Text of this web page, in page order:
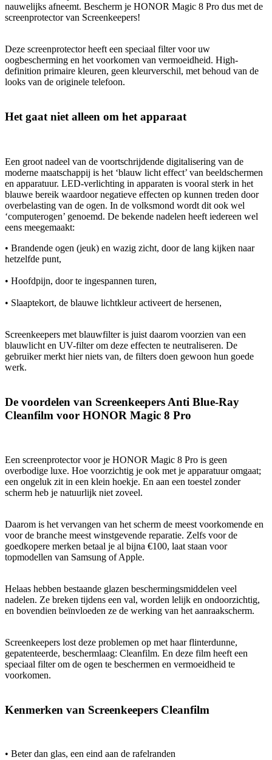
nauwelijks afneemt. Bescherm je HONOR Magic 8 Pro dus met de
screenprotector van Screenkeepers!
Deze screenprotector heeft een speciaal filter voor uw
oogbescherming en het voorkomen van vermoeidheid. High-
definition primaire kleuren, geen kleurverschil, met behoud van de
looks van de originele telefoon.
Het gaat niet alleen om het apparaat
Een groot nadeel van de voortschrijdende digitalisering van de
moderne maatschappij is het ‘blauw licht effect’ van beeldschermen
en apparatuur. LED-verlichting in apparaten is vooral sterk in het
blauwe bereik waardoor negatieve effecten op kunnen treden door
overbelasting van de ogen. In de volksmond wordt dit ook wel
‘computerogen’ genoemd. De bekende nadelen heeft iedereen wel
eens meegemaakt:
• Brandende ogen (jeuk) en wazig zicht, door de lang kijken naar
hetzelfde punt,
• Hoofdpijn, door te ingespannen turen,
• Slaaptekort, de blauwe lichtkleur activeert de hersenen,
Screenkeepers met blauwfilter is juist daarom voorzien van een
blauwlicht en UV-filter om deze effecten te neutraliseren. De
gebruiker merkt hier niets van, de filters doen gewoon hun goede
werk.
De voordelen van Screenkeepers Anti Blue-Ray
Cleanfilm voor HONOR Magic 8 Pro
Een screenprotector voor je HONOR Magic 8 Pro is geen
overbodige luxe. Hoe voorzichtig je ook met je apparatuur omgaat;
een ongeluk zit in een klein hoekje. En aan een toestel zonder
scherm heb je natuurlijk niet zoveel.
Daarom is het vervangen van het scherm de meest voorkomende en
voor de branche meest winstgevende reparatie. Zelfs voor de
goedkopere merken betaal je al bijna €100, laat staan voor
topmodellen van Samsung of Apple.
Helaas hebben bestaande glazen beschermingsmiddelen veel
nadelen. Ze breken tijdens een val, worden lelijk en ondoorzichtig,
en bovendien beïnvloeden ze de werking van het aanraakscherm.
Screenkeepers lost deze problemen op met haar flinterdunne,
gepatenteerde, beschermlaag: Cleanfilm. En deze film heeft een
speciaal filter om de ogen te beschermen en vermoeidheid te
voorkomen.
Kenmerken van Screenkeepers Cleanfilm
• Beter dan glas, een eind aan de rafelranden